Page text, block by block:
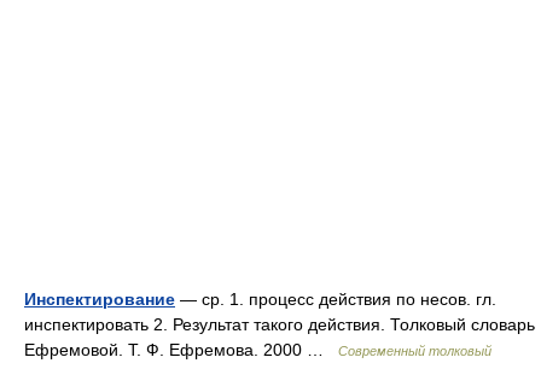
Инспектирование — ср. 1. процесс действия по несов. гл.
инспектировать 2. Результат такого действия. Толковый словарь
Ефремовой. Т. Ф. Ефремова. 2000 …
Современный толковый